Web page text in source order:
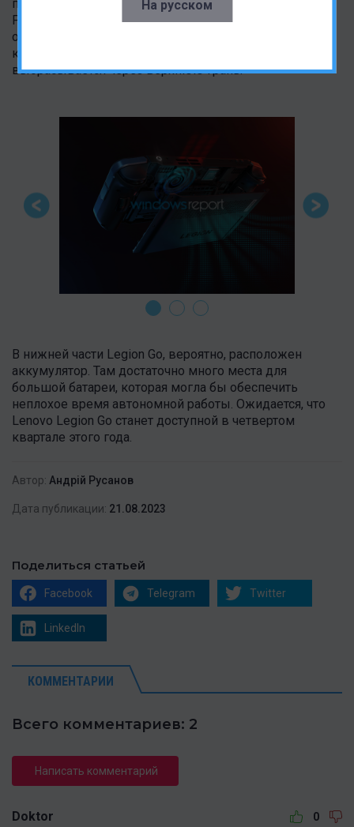
На русском
подобного тому, что установлен в Asus ROG Ally.
Рендеры демонстрируют устройство системы
охлаждения Legion Go. Через отверстия в задней
крышке воздух засасывается вентилятором и
выбрасывается через верхнюю грань.
В нижней части Legion Go, вероятно, расположен
аккумулятор. Там достаточно много места для
большой батареи, которая могла бы обеспечить
неплохое время автономной работы. Ожидается, что
Lenovo Legion Go станет доступной в четвертом
квартале этого года.
Автор: Андрій Русанов
Дата публикации: 21.08.2023
Поделиться статьей
Facebook Telegram Twitter
LinkedIn
КОММЕНТАРИИ
Всего комментариев: 2
Написать комментарий
Doktor 0